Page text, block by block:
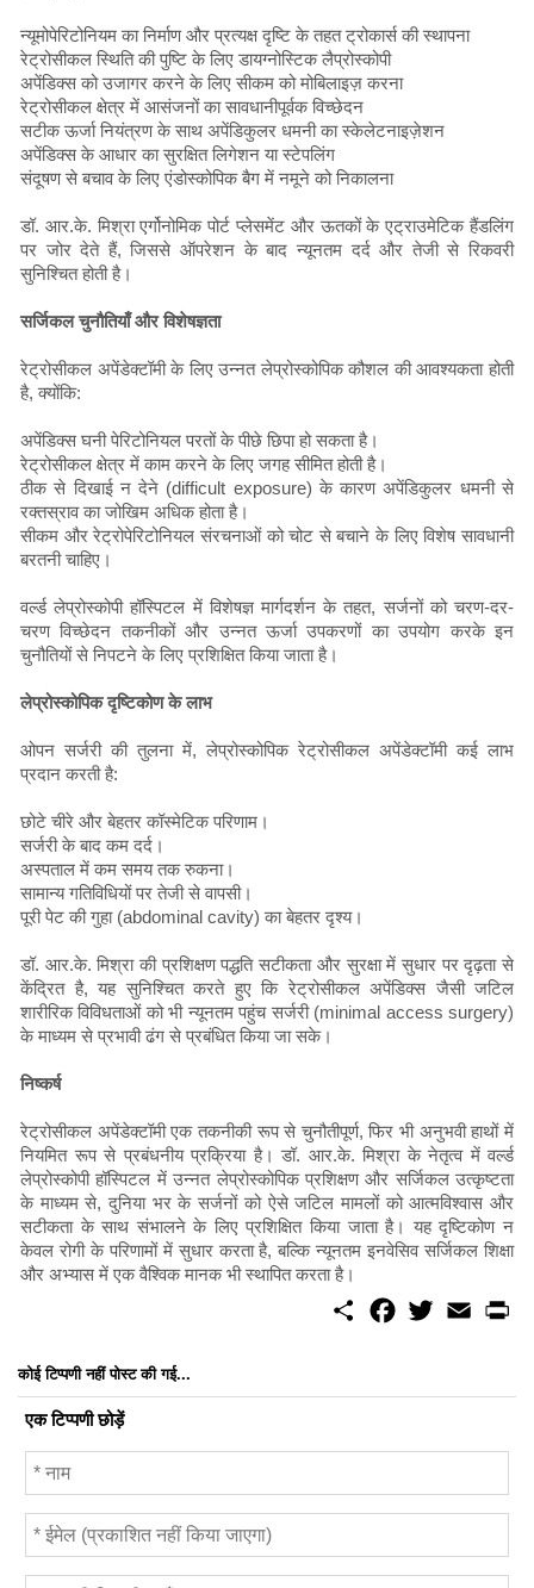
न्यूमोपेरिटोनियम का निर्माण और प्रत्यक्ष दृष्टि के तहत ट्रोकार्स की स्थापना
रेट्रोसीकल स्थिति की पुष्टि के लिए डायग्नोस्टिक लैप्रोस्कोपी
अपेंडिक्स को उजागर करने के लिए सीकम को मोबिलाइज़ करना
रेट्रोसीकल क्षेत्र में आसंजनों का सावधानीपूर्वक विच्छेदन
सटीक ऊर्जा नियंत्रण के साथ अपेंडिकुलर धमनी का स्केलेटनाइज़ेशन
अपेंडिक्स के आधार का सुरक्षित लिगेशन या स्टेपलिंग
संदूषण से बचाव के लिए एंडोस्कोपिक बैग में नमूने को निकालना
डॉ. आर.के. मिश्रा एर्गोनोमिक पोर्ट प्लेसमेंट और ऊतकों के एट्राउमेटिक हैंडलिंग
पर जोर देते हैं, जिससे ऑपरेशन के बाद न्यूनतम दर्द और तेजी से रिकवरी
सुनिश्चित होती है।
सर्जिकल चुनौतियाँ और विशेषज्ञता
रेट्रोसीकल अपेंडेक्टॉमी के लिए उन्नत लेप्रोस्कोपिक कौशल की आवश्यकता होती
है, क्योंकि:
अपेंडिक्स घनी पेरिटोनियल परतों के पीछे छिपा हो सकता है।
रेट्रोसीकल क्षेत्र में काम करने के लिए जगह सीमित होती है।
ठीक से दिखाई न देने (difficult exposure) के कारण अपेंडिकुलर धमनी से
रक्तस्राव का जोखिम अधिक होता है।
सीकम और रेट्रोपेरिटोनियल संरचनाओं को चोट से बचाने के लिए विशेष सावधानी
बरतनी चाहिए।
वर्ल्ड लेप्रोस्कोपी हॉस्पिटल में विशेषज्ञ मार्गदर्शन के तहत, सर्जनों को चरण-दर-
चरण विच्छेदन तकनीकों और उन्नत ऊर्जा उपकरणों का उपयोग करके इन
चुनौतियों से निपटने के लिए प्रशिक्षित किया जाता है।
लेप्रोस्कोपिक दृष्टिकोण के लाभ
ओपन सर्जरी की तुलना में, लेप्रोस्कोपिक रेट्रोसीकल अपेंडेक्टॉमी कई लाभ
प्रदान करती है:
छोटे चीरे और बेहतर कॉस्मेटिक परिणाम।
सर्जरी के बाद कम दर्द।
अस्पताल में कम समय तक रुकना।
सामान्य गतिविधियों पर तेजी से वापसी।
पूरी पेट की गुहा (abdominal cavity) का बेहतर दृश्य।
डॉ. आर.के. मिश्रा की प्रशिक्षण पद्धति सटीकता और सुरक्षा में सुधार पर दृढ़ता से
केंद्रित है, यह सुनिश्चित करते हुए कि रेट्रोसीकल अपेंडिक्स जैसी जटिल
शारीरिक विविधताओं को भी न्यूनतम पहुंच सर्जरी (minimal access surgery)
के माध्यम से प्रभावी ढंग से प्रबंधित किया जा सके।
निष्कर्ष
रेट्रोसीकल अपेंडेक्टॉमी एक तकनीकी रूप से चुनौतीपूर्ण, फिर भी अनुभवी हाथों में
नियमित रूप से प्रबंधनीय प्रक्रिया है। डॉ. आर.के. मिश्रा के नेतृत्व में वर्ल्ड
लेप्रोस्कोपी हॉस्पिटल में उन्नत लेप्रोस्कोपिक प्रशिक्षण और सर्जिकल उत्कृष्टता
के माध्यम से, दुनिया भर के सर्जनों को ऐसे जटिल मामलों को आत्मविश्वास और
सटीकता के साथ संभालने के लिए प्रशिक्षित किया जाता है। यह दृष्टिकोण न
केवल रोगी के परिणामों में सुधार करता है, बल्कि न्यूनतम इनवेसिव सर्जिकल शिक्षा
और अभ्यास में एक वैश्विक मानक भी स्थापित करता है।
S
o
w
e
E
m
कोई टिप्पणी नहीं पोस्ट की गई...
एक टिप्पणी छोड़ें